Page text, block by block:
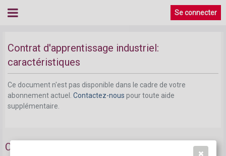
Se connecter
Contrat d'apprentissage industriel:
caractéristiques
Ce document n'est pas disponible dans le cadre de votre
abonnement actuel. Contactez-nous pour toute aide
supplémentaire.
Conditions pour le contrat d'apprentissage